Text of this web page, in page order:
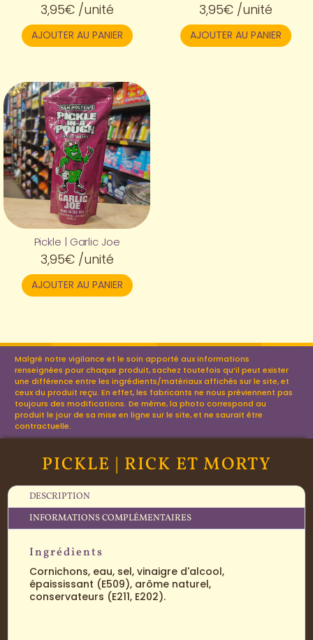
3,95€ /unité
AJOUTER AU PANIER
3,95€ /unité
AJOUTER AU PANIER
Pickle | Garlic Joe
3,95€ /unité
AJOUTER AU PANIER
Malgré notre vigilance et le soin apporté aux informations
renseignées pour chaque produit, sachez toutefois qu’il peut exister
une différence entre les ingrédients/matériaux affichés sur le site, et
ceux du produit reçu. En effet, les fabricants ne nous préviennent pas
toujours des modifications. De même, la photo correspond au
produit le jour de sa mise en ligne sur le site, et ne saurait être
contractuelle.
PICKLE | RICK ET MORTY
DESCRIPTION
INFORMATIONS COMPLÉMENTAIRES
Ingrédients
Cornichons, eau, sel, vinaigre d'alcool,
épaississant (E509), arôme naturel,
conservateurs (E211, E202).